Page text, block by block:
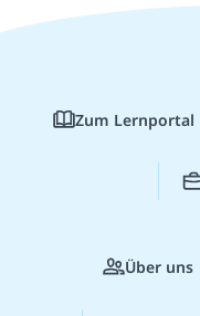
Zum Lernportal
Über uns